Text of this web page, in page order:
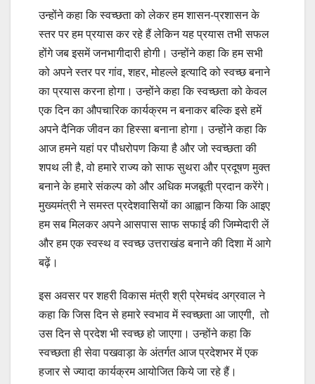
उन्होंने कहा कि स्वच्छता को लेकर हम शासन-प्रशासन के
स्तर पर हम प्रयास कर रहे हैं लेकिन यह प्रयास तभी सफल
होंगे जब इसमें जनभागीदारी होगी। उन्होंने कहा कि हम सभी
को अपने स्तर पर गांव, शहर, मोहल्ले इत्यादि को स्वच्छ बनाने
का प्रयास करना होगा। उन्होंने कहा कि स्वच्छता को केवल
एक दिन का औपचारिक कार्यक्रम न बनाकर बल्कि इसे हमें
अपने दैनिक जीवन का हिस्सा बनाना होगा। उन्होंने कहा कि
आज हमने यहां पर पौधरोपण किया है और जो स्वच्छता की
शपथ ली है, वो हमारे राज्य को साफ सुथरा और प्रदूषण मुक्त
बनाने के हमारे संकल्प को और अधिक मजबूती प्रदान करेंगे।
मुख्यमंत्री ने समस्त प्रदेशवासियों का आह्वान किया कि आइए
हम सब मिलकर अपने आसपास साफ सफाई की जिम्मेदारी लें
और हम एक स्वस्थ व स्वच्छ उत्तराखंड बनाने की दिशा में आगे
बढ़ें।
इस अवसर पर शहरी विकास मंत्री श्री प्रेमचंद अग्रवाल ने
कहा कि जिस दिन से हमारे स्वभाव में स्वच्छता आ जाएगी, तो
उस दिन से प्रदेश भी स्वच्छ हो जाएगा। उन्होंने कहा कि
स्वच्छता ही सेवा पखवाड़ा के अंतर्गत आज प्रदेशभर में एक
हजार से ज्यादा कार्यक्रम आयोजित किये जा रहे हैं।